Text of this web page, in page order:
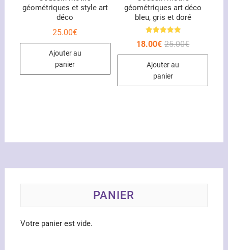
produit
géométriques et style art
déco
25.00€
Ajouter au
panier
géométriques art déco
bleu, gris et doré
5.0025.00€Le
18.00€
Le
Ajouter au
panier
PANIER
Votre panier est vide.